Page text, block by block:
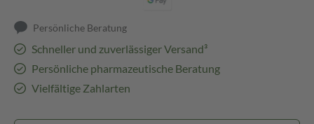
Persönliche Beratung
Schneller und zuverlässiger Versand³
Persönliche pharmazeutische Beratung
Vielfältige Zahlarten